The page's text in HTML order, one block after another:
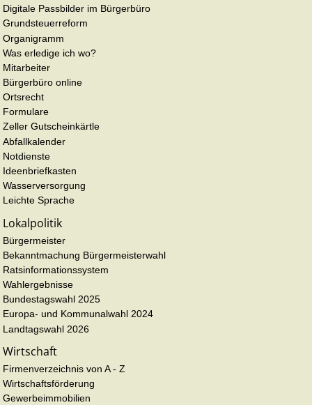
Digitale Passbilder im Bürgerbüro
Grundsteuerreform
Organigramm
Was erledige ich wo?
Mitarbeiter
Bürgerbüro online
Ortsrecht
Formulare
Zeller Gutscheinkärtle
Abfallkalender
Notdienste
Ideenbriefkasten
Wasserversorgung
Leichte Sprache
Lokalpolitik
Bürgermeister
Bekanntmachung Bürgermeisterwahl
Ratsinformationssystem
Wahlergebnisse
Bundestagswahl 2025
Europa- und Kommunalwahl 2024
Landtagswahl 2026
Wirtschaft
Firmenverzeichnis von A - Z
Wirtschaftsförderung
Gewerbeimmobilien